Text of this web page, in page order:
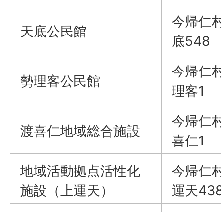
天底公民館
今帰仁
底548
勢理客公民館
今帰仁
理客1
渡喜仁地域総合施設
今帰仁
喜仁1
地域活動拠点活性化
施設（上運天）
今帰仁
運天